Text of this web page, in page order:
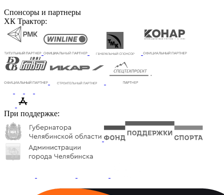
Спонсоры и партнеры
ХК Трактор:
При поддержке: